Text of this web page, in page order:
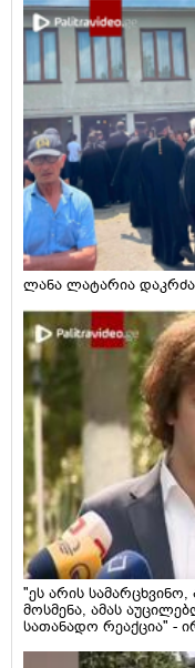
ლანა ლატარია
"ეს არის სამარცხვინო,
მოსმენა, ამას
სათანადო რეაქცია" -